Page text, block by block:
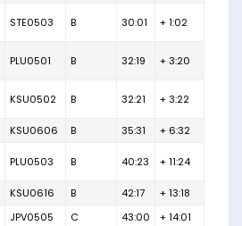
STE0503 B 30:01 + 1:02
PLU0501 B 32:19 + 3:20
KSU0502 B 32:21 + 3:22
KSU0606 B 35:31 + 6:32
PLU0503 B 40:23 + 11:24
KSU0616 B 42:17
+ 13:18
JPV0505 C 43:00
+ 14:01